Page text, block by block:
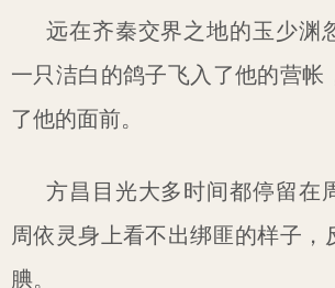
远在齐秦交界之地的玉少渊
一只洁白的鸽子飞入了他的营帐
了他的面前。
方昌目光大多时间都停留在
周依灵身上看不出绑匪的样子，
腆。